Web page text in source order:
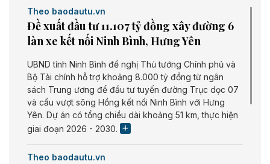
Theo baodautu.vn
Đề xuất đầu tư 11.107 tỷ đồng xây đường 6
làn xe kết nối Ninh Bình, Hưng Yên
UBND tỉnh Ninh Bình đề nghị Thủ tướng Chính phủ và
Bộ Tài chính hỗ trợ khoảng 8.000 tỷ đồng từ ngân
sách Trung ương để đầu tư tuyến đường Trục dọc 07
và cầu vượt sông Hồng kết nối Ninh Bình với Hưng
Yên. Dự án có tổng chiều dài khoảng 51 km, thực hiện
giai đoạn 2026 - 2030.
Theo baodautu.vn